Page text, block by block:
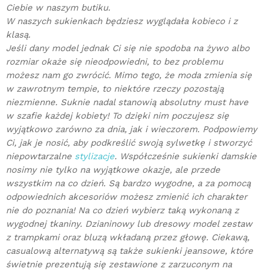
Ciebie w naszym butiku.
W naszych sukienkach będziesz wyglądała kobieco i z
klasą.
Jeśli dany model jednak Ci się nie spodoba na żywo albo
rozmiar okaże się nieodpowiedni, to bez problemu
możesz nam go zwrócić. Mimo tego, że moda zmienia się
w zawrotnym tempie, to niektóre rzeczy pozostają
niezmienne. Suknie nadal stanowią absolutny must have
w szafie każdej kobiety! To dzięki nim poczujesz się
wyjątkowo zarówno za dnia, jak i wieczorem. Podpowiemy
Ci, jak je nosić, aby podkreślić swoją sylwetkę i stworzyć
niepowtarzalne stylizacje. Współcześnie sukienki damskie
nosimy nie tylko na wyjątkowe okazje, ale przede
wszystkim na co dzień. Są bardzo wygodne, a za pomocą
odpowiednich akcesoriów możesz zmienić ich charakter
nie do poznania! Na co dzień wybierz taką wykonaną z
wygodnej tkaniny. Dzianinowy lub dresowy model zestaw
z trampkami oraz bluzą wkładaną przez głowę. Ciekawą,
casualową alternatywą są także sukienki jeansowe, które
świetnie prezentują się zestawione z zarzuconym na